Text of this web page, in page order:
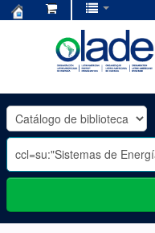
OLADE
-